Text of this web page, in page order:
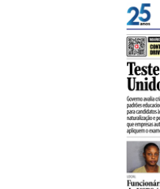
22/06/2026